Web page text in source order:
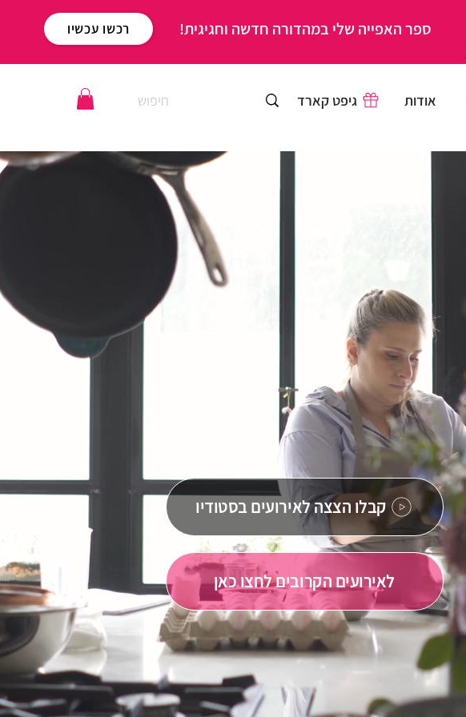
רכשו עכשיו ספר האפייה שלי במהדורה חדשה וחגיגית!
גיפט קארד אודות
קבלו הצצה לאירועים בסטודיו
לאירועים הקרובים לחצו כאן